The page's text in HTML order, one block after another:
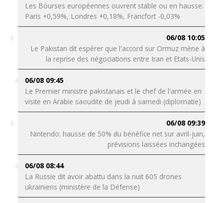
Les Bourses européennes ouvrent stable ou en hausse:
Paris +0,59%, Londres +0,18%, Francfort -0,03%
06/08 10:05
Le Pakistan dit espérer que l'accord sur Ormuz mène à
la reprise des négociations entre Iran et Etats-Unis
06/08 09:45
Le Premier ministre pakistanais et le chef de l'armée en
visite en Arabie saoudite de jeudi à samedi (diplomatie)
06/08 09:39
Nintendo: hausse de 50% du bénéfice net sur avril-juin,
prévisions laissées inchangées
06/08 08:44
La Russie dit avoir abattu dans la nuit 605 drones
ukrainiens (ministère de la Défense)